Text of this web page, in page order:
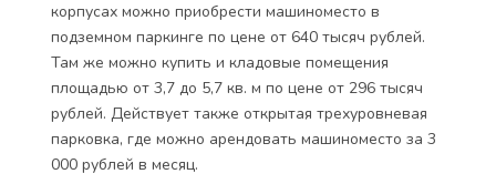
корпусах можно приобрести машиноместо в
подземном паркинге по цене от 640 тысяч рублей.
Там же можно купить и кладовые помещения
площадью от 3,7 до 5,7 кв. м по цене от 296 тысяч
рублей. Действует также открытая трехуровневая
парковка, где можно арендовать машиноместо за 3
000 рублей в месяц.